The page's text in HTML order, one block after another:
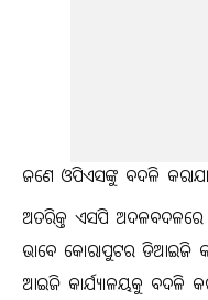
ଜଣେ ଓପିଏସଙ୍କୁ ବଦଳି
ଅତରିକ୍ତ ଏସପି ଅଦଳବଦଳରେ
ଭାବେ କୋରାପୁଟର ଡିଆଇଜି
ଆଇଜି କାର୍ଯ୍ୟାଳୟକୁ ବଦଳି